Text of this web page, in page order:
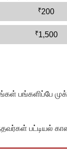
₹200
₹1,500
பங்களிப்பே
பட்டியல்